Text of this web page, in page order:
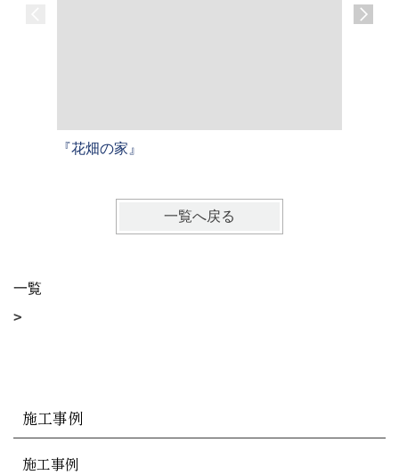
『花畑の家』
一覧へ戻る
一覧
施工事例
施工事例